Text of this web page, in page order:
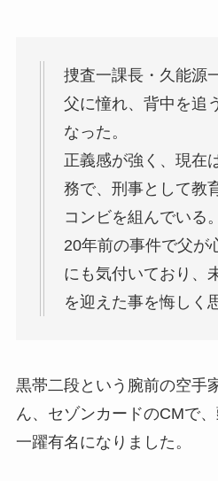
捜査一課長・久能源
父に憧れ、背中を追
なった。
正義感が強く、現在
務で、刑事として教
コンビを組んでいる。
20年前の事件で父が
にも気付いており、
を迎えた事を悔しく
黒帯二段という腕前の空手
ん、セゾンカードのCMで
一躍有名になりました。